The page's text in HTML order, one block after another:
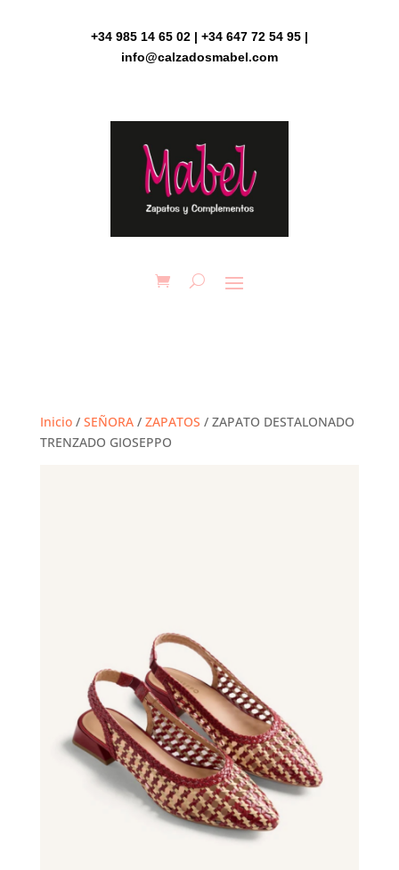
+34 985 14 65 02 | +34 647 72 54 95 |
info@calzadosmabel.com
Inicio/ SEÑORA/ ZAPATOS / ZAPATO DESTALONADO
TRENZADO GIOSEPPO